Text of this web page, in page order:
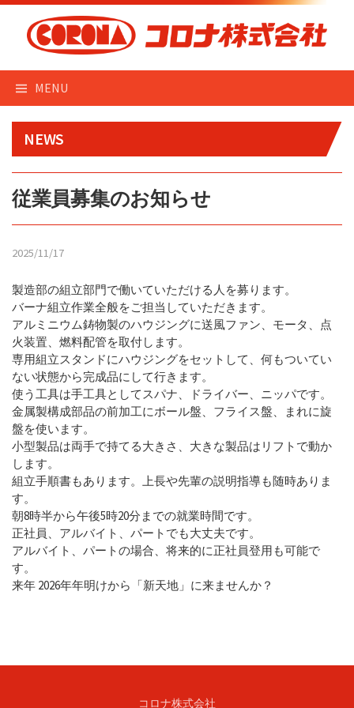
Skip
content
MENU
NEWS
従業員募集のお知らせ
2025/11/17
製造部の組立部門で働いていただける人を募ります。
バーナ組立作業全般をご担当していただきます。
アルミニウム鋳物製のハウジングに送風ファン、モータ、点
火装置、燃料配管を取付します。
専用組立スタンドにハウジングをセットして、何もついてい
ない状態から完成品にして行きます。
使う工具は手工具としてスパナ、ドライバー、ニッパです。
金属製構成部品の前加工にボール盤、フライス盤、まれに旋
盤を使います。
小型製品は両手で持てる大きさ、大きな製品はリフトで動か
します。
組立手順書もあります。上長や先輩の説明指導も随時ありま
す。
朝8時半から午後5時20分までの就業時間です。
正社員、アルバイト、パートでも大丈夫です。
アルバイト、パートの場合、将来的に正社員登用も可能で
す。
来年 2026年年明けから「新天地」に来ませんか？
コロナ株式会社